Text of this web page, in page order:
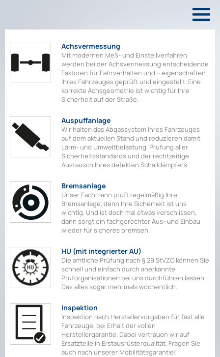
Achsvermessung
Mit modernen Meß- und Einstellverfahren
werden bei der Achsvermessung entscheidende
Faktoren für Fahrverhalten und – eigenschaften
Ihres Fahrzeuges geprüft und eingestellt. Eine
korrekte Achsgeometrie ist wichtig für Ihre
Sicherheit auf der Straße.
Auspuffanlage
Wir halten das Abgassystem Ihres Fahrzeuges
auf dem aktuellen Stand und reduzieren damit
Lärm- und Umweltbelastung. Prüfung aller
Sicherheitsstandards und der rechtzeitige
Austausch Ihres defekten Schalldämpfers.
Bremsanlage
Unser Fachmann prüft regelmäßig Ihre
Bremsanlage, denn Ihre Sicherheit ist uns
wichtig. Und ist doch mal etwas verschlissen,
dann sorgt ein fachgerechter Aus- und Einbau
wieder für sicheres bremsen.
HU (mit integrierter AU)
Die amtliche Prüfung nach § 29 StVZO können Sie
schnell und einfach durch anerkannte
Prüforganisationen bei uns durchführen lassen.
Das alles sogar mehrmals wöchentlich.
Inspektion
Inspektion nach Herstellervorgaben für fast alle
Fahrzeuge, bei Erhalt der vollen
Herstellergarantie. Dabei vertrauen wir auf
Ersatzteile in Erstausrüsterqualität. Fragen Sie
auch nach unserer Mobilitätsgarantie!